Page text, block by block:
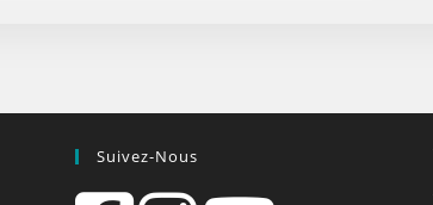
Suivez-Nous